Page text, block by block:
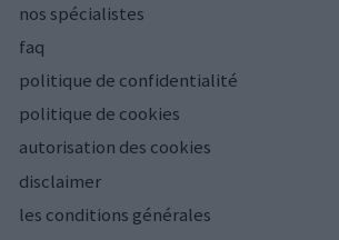
nos spécialistes
faq
politique de confidentialité
politique de cookies
autorisation des cookies
disclaimer
les conditions générales